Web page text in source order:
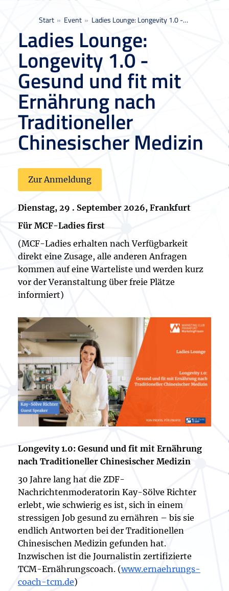
Sie befinden sich hier:
Start Event Ladies Lounge: Longevity 1.0 -…
Ladies Lounge:
Longevity 1.0 -
Gesund und fit mit
Ernährung nach
Traditioneller
Chinesischer Medizin
Zur Anmeldung
Dienstag, 29 . September 2026, Frankfurt
Für MCF-Ladies first
(MCF-Ladies erhalten nach Verfügbarkeit
direkt eine Zusage, alle anderen Anfragen
kommen auf eine Warteliste und werden kurz
vor der Veranstaltung über freie Plätze
informiert)
Longevity 1.0: Gesund und fit mit Ernährung
nach Traditioneller Chinesischer Medizin
30 Jahre lang hat die ZDF-
Nachrichtenmoderatorin Kay-Sölve Richter
erlebt, wie schwierig es ist, sich in einem
stressigen Job gesund zu ernähren – bis sie
endlich Antworten bei der Traditionellen
Chinesischen Medizin gefunden hat.
Inzwischen ist die Journalistin zertifizierte
TCM-Ernährungscoach. (www.ernaehrungs-
coach-tcm.de)